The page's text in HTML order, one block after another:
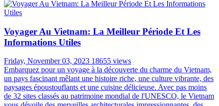
Voyager Au Vietnam: La Meilleur Période Et Les
Informations Utiles
Friday, November 03, 2023 18655 views
Embarquez pour un voyage à la découverte du charme du Vietnam,
un pays fascinant mêlant une histoire riche, une culture vibrante, des
paysages époustouflants et une cuisine délicieuse. Avec pas moins
de 32 sites classés au patrimoine mondial de l'UNESCO, le Vietnam